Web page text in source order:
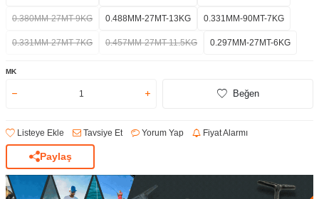
0.380MM-27MT-9KG 0.488MM-27MT-13KG 0.331MM-90MT-7KG
0.331MM-27MT-7KG 0.457MM-27MT-11.5KG 0.297MM-27MT-6KG
MK
Beğen
Listeye Ekle Tavsiye Et Yorum Yap Fiyat Alarmı
Paylaş